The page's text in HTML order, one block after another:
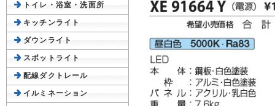
トイレ・浴室・洗面所
キッチンライト
ダウンライト
スポットライト
配線ダクトレール
イルミネーション